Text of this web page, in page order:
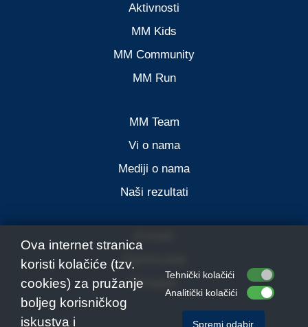
Aktivnosti
MM Kids
MM Community
MM Run
MM Team
Vi o nama
Mediji o nama
Naši rezultati
Oglašavanje
Olimpijac
Ova internet stranica
koristi kolačiće (tzv.
cookies) za pružanje
boljeg korisničkog
iskustva i
Tehnički kolačići
Analitički kolačići
Spremi odabir